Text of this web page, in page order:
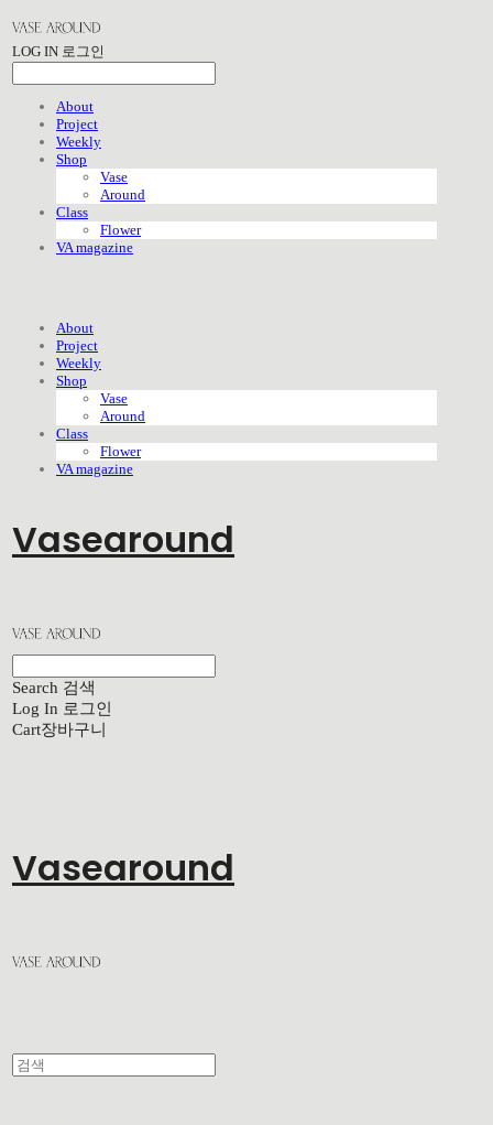
LOG IN 로그인
About
Project
Weekly
Shop
Vase
Around
Class
Flower
VA magazine
About
Project
Weekly
Shop
Vase
Around
Class
Flower
VA magazine
Vasearound
Search 검색
Log In 로그인
Cart장바구니
Vasearound